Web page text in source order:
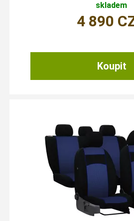
skladem
4 890